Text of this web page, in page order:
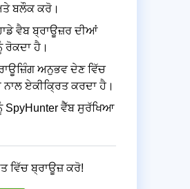
ਬਲੌਕ ਕਰੋ।
ਵੈਬ ਬ੍ਰਾਊਜ਼ਰ ਦੀਆਂ
ਰੋਕਦਾ ਹੈ।
ਅਨੁਭਵ ਦੇਣ ਵਿੱਚ
ਏਕੀਕ੍ਰਿਤ ਕਰਦਾ ਹੈ।
SpyHunter ਵੈੱਬ ਸੁਰੱਖਿਆ
ਵਿੱਚ ਬ੍ਰਾਊਜ਼ ਕਰੋ!